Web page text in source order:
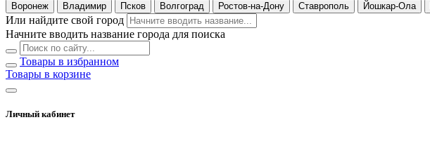
Воронеж
Владимир Псков Волгоград Ростов-на-Дону Ставрополь Йошкар-Ола
Или найдите свой город
Начните вводить название города для поиска
Товары в избранном
Товары в корзине
Личный кабинет